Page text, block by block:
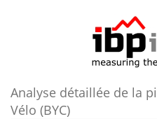
Analyse détaillée de la
Vélo (BYC)